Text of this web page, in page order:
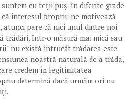
suntem cu toții puși în diferite grade
interesul propriu ne motivează
atunci pare că nici unul dintre noi
trădări, într-o măsură mai mică sau
nu există întrucât trădarea este
noastră naturală de a trăda,
credem în legitimitatea
determină dacă urmăm ori nu